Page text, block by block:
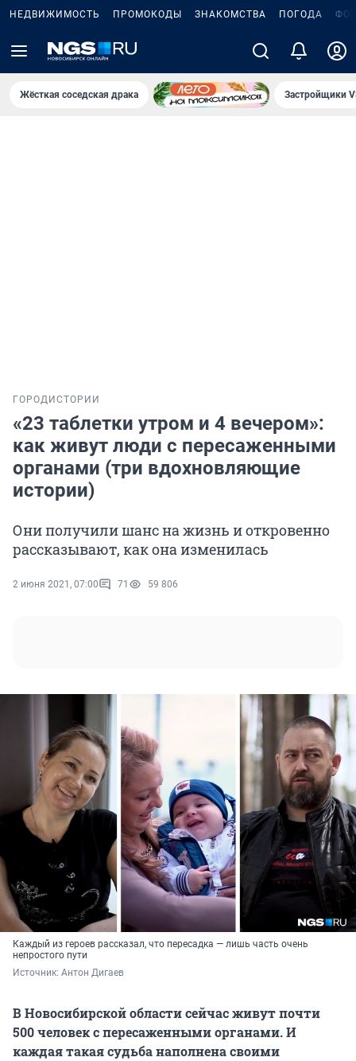
НЕДВИЖИМОСТЬ ПРОМОКОДЫ ЗНАКОМСТВА ПОГОДА
Жёсткая соседская драка Застройщики
ГОРОД ИСТОРИИ
«23 таблетки утром и 4 вечером»:
как живут люди с пересаженными
органами (три вдохновляющие
истории)
Они получили шанс на жизнь и откровенно
рассказывают, как она изменилась
2 июня 2021, 07:00 71 59 806
Каждый из героев рассказал, что пересадка — лишь часть очень
непростого пути
Источник: Антон Дигаев
В Новосибирской области сейчас живут почти
500 человек с пересаженными органами. И
каждая такая судьба наполнена своими